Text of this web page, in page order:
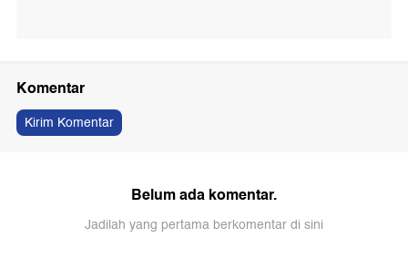
Komentar
Kirim Komentar
Belum ada komentar.
Jadilah yang pertama berkomentar di sini